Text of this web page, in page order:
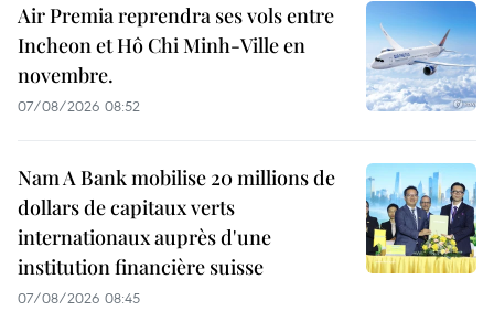
Air Premia reprendra ses vols entre
Incheon et Hô Chi Minh-Ville en
novembre.
07/08/2026 08:52
Nam A Bank mobilise 20 millions de
dollars de capitaux verts
internationaux auprès d'une
institution financière suisse
07/08/2026 08:45